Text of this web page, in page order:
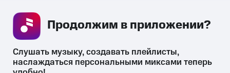
СКАЧАТЬ ПРИЛОЖЕНИЕ
Слушать музыку, создавать плейлисты,
наслаждаться персональными миксами теперь